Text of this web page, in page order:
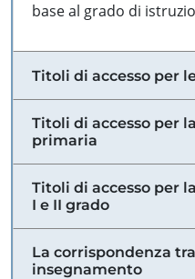
base al grado di
Titoli di accesso per
Titoli di accesso per
primaria
Titoli di accesso per
I e II grado
La corrispondenza
insegnamento